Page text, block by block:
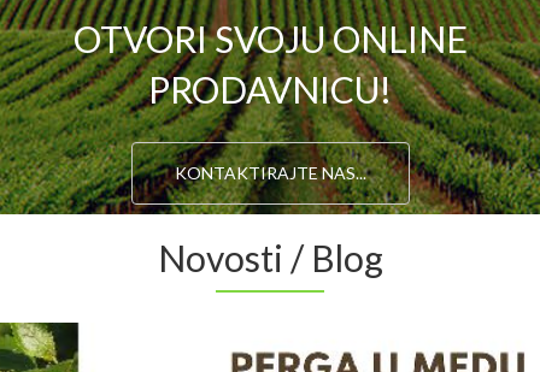
OTVORI SVOJU ONLINE
PRODAVNICU!
KONTAKTIRAJTE NAS...
Novosti / Blog